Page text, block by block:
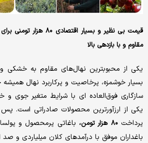
قیمت بی نظیر و بسیار
مقاوم و با بازدهی بالا
یکی از محبوبترین نهال‌های مقاوم به خشکی و
بسیار خوشمزه، پرخاصیت و پرکاربرد نهال
سازگاری فوق‌العاده ای با شرایط متغیر جوی
یکی از ارزآورترین محصولات صادراتی است.
پرداخت۸۰ هزار تومن،
باغاتی پرمحصول و
باغداران موفق با درآمدهای کلان میلیاردی و صد